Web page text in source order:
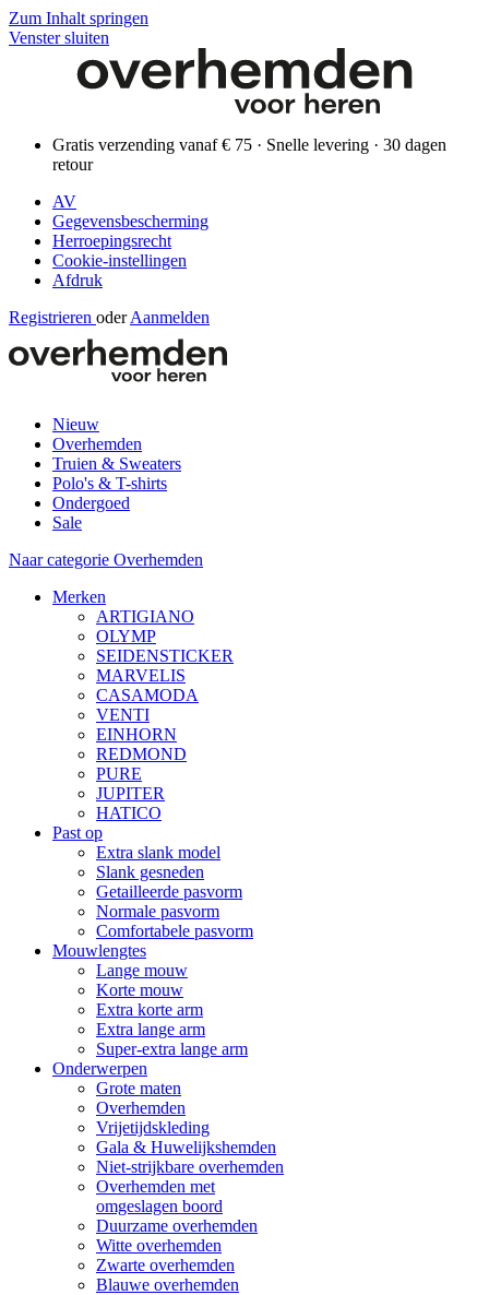
Zum Inhalt springen
Venster sluiten
Gratis verzending vanaf € 75 · Snelle levering · 30 dagen
retour
AV
Gegevensbescherming
Herroepingsrecht
Cookie-instellingen
Afdruk
Registrieren oder Aanmelden
Nieuw
Overhemden
Truien & Sweaters
Polo's & T-shirts
Ondergoed
Sale
Naar categorie Overhemden
Merken
ARTIGIANO
OLYMP
SEIDENSTICKER
MARVELIS
CASAMODA
VENTI
EINHORN
REDMOND
PURE
JUPITER
HATICO
Past op
Extra slank model
Slank gesneden
Getailleerde pasvorm
Normale pasvorm
Comfortabele pasvorm
Mouwlengtes
Lange mouw
Korte mouw
Extra korte arm
Extra lange arm
Super-extra lange arm
Onderwerpen
Grote maten
Overhemden
Vrijetijdskleding
Gala & Huwelijkshemden
Niet-strijkbare overhemden
Overhemden met
omgeslagen boord
Duurzame overhemden
Witte overhemden
Zwarte overhemden
Blauwe overhemden